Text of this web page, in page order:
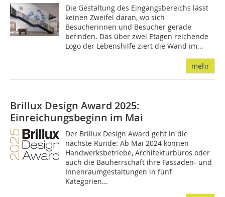
Die Gestaltung des Eingangsbereichs lässt
keinen Zweifel daran, wo sich
Besucherinnen und Besucher gerade
befinden. Das über zwei Etagen reichende
Logo der Lebenshilfe ziert die Wand im...
mehr
Brillux Design Award 2025:
Einreichungsbeginn im Mai
Der Brillux Design Award geht in die
nächste Runde: Ab Mai 2024 können
Handwerksbetriebe, Architekturbüros oder
auch die Bauherrschaft ihre Fassaden- und
Innenraumgestaltungen in fünf
Kategorien...